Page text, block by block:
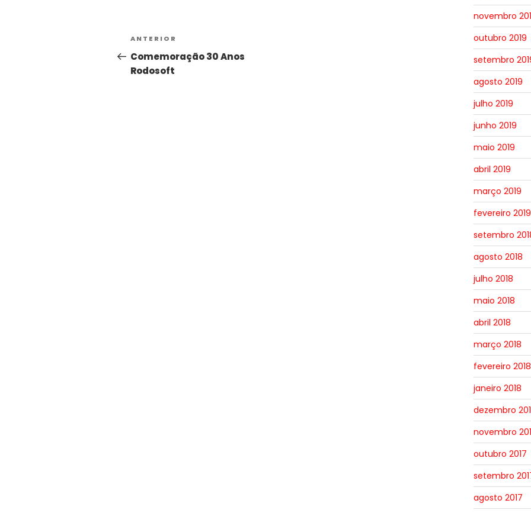
ANTERIOR
Comemoração 30 Anos
Rodosoft
novembro
outubro 2019
setembro
agosto 2019
julho 2019
junho 2019
maio 2019
abril 2019
março 2019
fevereiro 2019
setembro
agosto 2018
julho 2018
maio 2018
abril 2018
março 2018
fevereiro 2018
janeiro 2018
dezembro
novembro
outubro 2017
setembro
agosto 2017